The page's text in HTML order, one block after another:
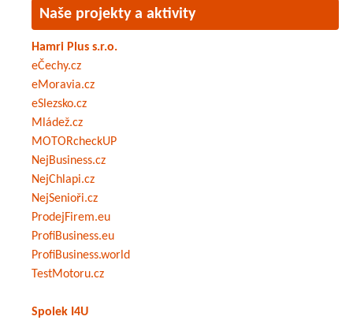
Naše projekty a aktivity
Hamri Plus s.r.o.
eČechy.cz
eMoravia.cz
eSlezsko.cz
Mládež.cz
MOTORcheckUP
NejBusiness.cz
NejChlapi.cz
NejSenioři.cz
ProdejFirem.eu
ProfiBusiness.eu
ProfiBusiness.world
TestMotoru.cz
Spolek I4U